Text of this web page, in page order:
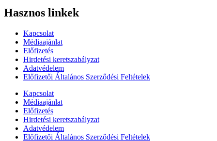
Hasznos linkek
Kapcsolat
Médiaajánlat
Előfizetés
Hirdetési keretszabályzat
Adatvédelem
Előfizetői Általános Szerződési Feltételek
Kapcsolat
Médiaajánlat
Előfizetés
Hirdetési keretszabályzat
Adatvédelem
Előfizetői Általános Szerződési Feltételek